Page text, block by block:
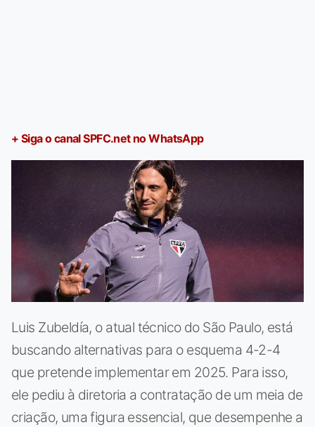
+ Siga o canal SPFC.net no WhatsApp
Luis Zubeldía, o atual técnico do São Paulo, está
buscando alternativas para o esquema 4-2-4
que pretende implementar em 2025. Para isso,
ele pediu à diretoria a contratação de um meia de
criação, uma figura essencial, que desempenhe a